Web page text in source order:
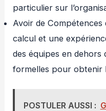
particulier sur
Avoir de Compétences
calcul et une
des équipes en dehors
formelles pour obtenir
POSTULER AUSSI :